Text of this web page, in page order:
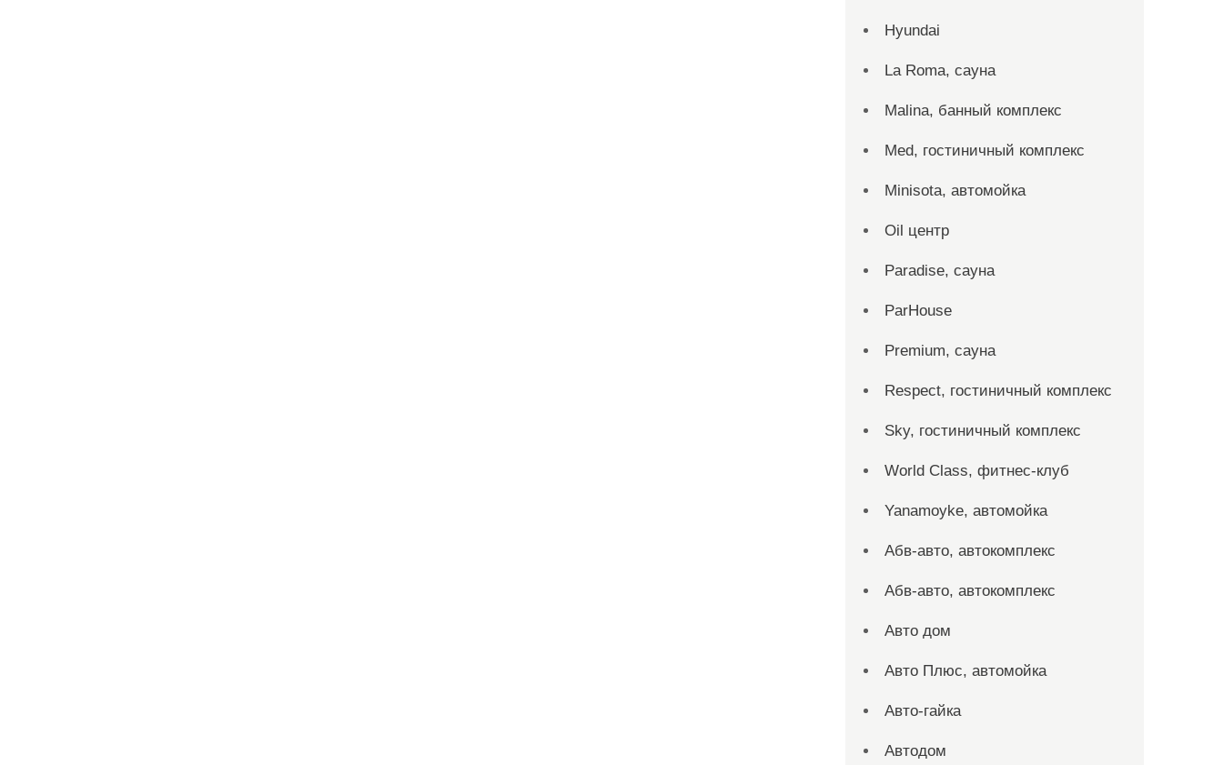
Hyundai
La Roma, сауна
Malina, банный комплекс
Med, гостиничный комплекс
Minisota, автомойка
Oil центр
Paradise, сауна
ParHouse
Premium, сауна
Respect, гостиничный комплекс
Sky, гостиничный комплекс
World Class, фитнес-клуб
Yanamoyke, автомойка
Абв-авто, автокомплекс
Абв-авто, автокомплекс
Авто дом
Авто Плюс, автомойка
Авто-гайка
Автодом